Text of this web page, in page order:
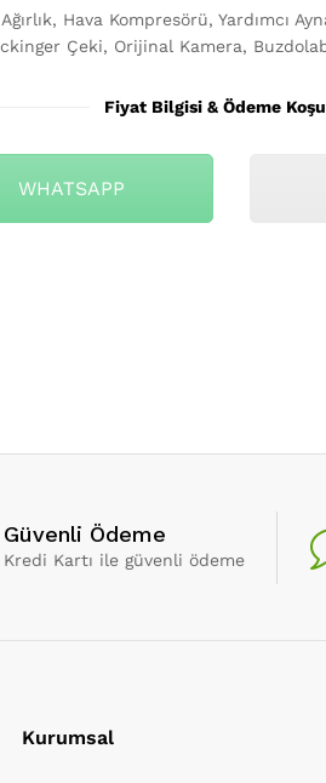
Hava Kompresörü, Yardımcı
Çeki, Orijinal Kamera,
Fiyat Bilgisi & Ödeme
WHATSAPP
Güvenli Ödeme
Kredi Kartı ile güvenli ödeme
Kurumsal